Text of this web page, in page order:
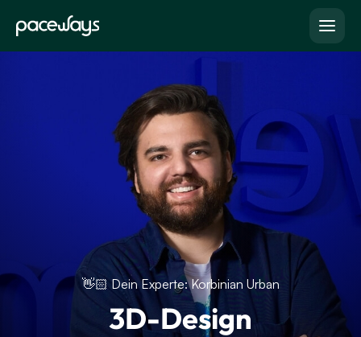
👋🏻 Dein Experte: Korbinian Urban
3D-Design